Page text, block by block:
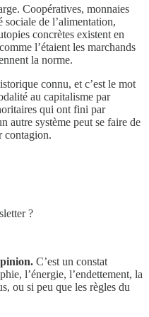
Coopératives, monnaies
sociale de l’alimentation,
concrètes existent en
l’étaient les marchands
la norme.
connu, et c’est le mot
au capitalisme par
qui ont fini par
autre système peut se faire de
contagion.
?
C’est un constat
l’énergie, l’endettement, la
ou si peu que les règles du